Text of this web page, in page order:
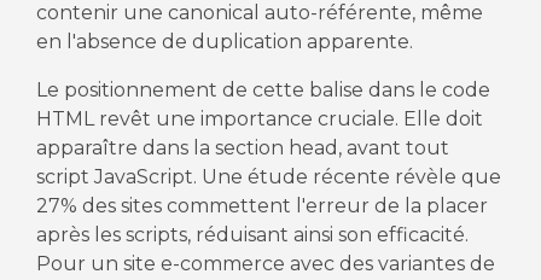
contenir une canonical auto-référente, même
en l'absence de duplication apparente.
Le positionnement de cette balise dans le code
HTML revêt une importance cruciale. Elle doit
apparaître dans la section head, avant tout
script JavaScript. Une étude récente révèle que
27% des sites commettent l'erreur de la placer
après les scripts, réduisant ainsi son efficacité.
Pour un site e-commerce avec des variantes de